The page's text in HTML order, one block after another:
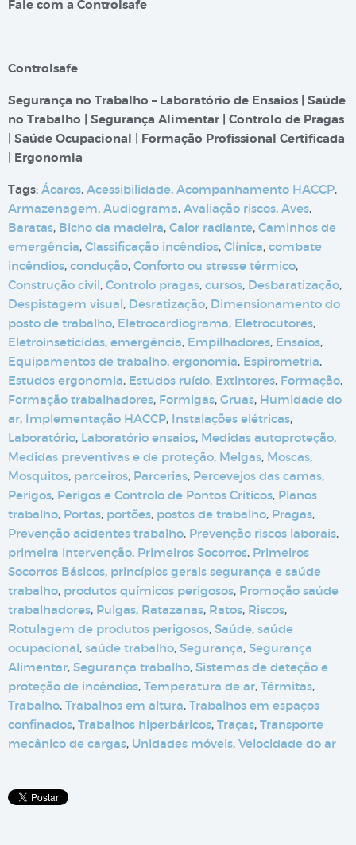
Fale com a Controlsafe
Controlsafe
Segurança no Trabalho – Laboratório de Ensaios | Saúde
no Trabalho | Segurança Alimentar | Controlo de Pragas
| Saúde Ocupacional | Formação Profissional Certificada
| Ergonomia
Tags: Ácaros, Acessibilidade, Acompanhamento HACCP,
Armazenagem, Audiograma, Avaliação riscos, Aves,
Baratas, Bicho da madeira, Calor radiante, Caminhos de
emergência, Classificação incêndios, Clínica, combate
incêndios, condução, Conforto ou stresse térmico,
Construção civil, Controlo pragas, cursos, Desbaratização,
Despistagem visual, Desratização, Dimensionamento do
posto de trabalho, Eletrocardiograma, Eletrocutores,
Eletroinseticidas, emergência, Empilhadores, Ensaios,
Equipamentos de trabalho, ergonomia, Espirometria,
Estudos ergonomia, Estudos ruído, Extintores, Formação,
Formação trabalhadores, Formigas, Gruas, Humidade do
ar, Implementação HACCP, Instalações elétricas,
Laboratório, Laboratório ensaios, Medidas autoproteção,
Medidas preventivas e de proteção, Melgas, Moscas,
Mosquitos, parceiros, Parcerias, Percevejos das camas,
Perigos, Perigos e Controlo de Pontos Críticos, Planos
trabalho, Portas, portões, postos de trabalho, Pragas,
Prevenção acidentes trabalho, Prevenção riscos laborais,
primeira intervenção, Primeiros Socorros, Primeiros
Socorros Básicos, princípios gerais segurança e saúde
trabalho, produtos químicos perigosos, Promoção saúde
trabalhadores, Pulgas, Ratazanas, Ratos, Riscos,
Rotulagem de produtos perigosos, Saúde, saúde
ocupacional, saúde trabalho, Segurança, Segurança
Alimentar, Segurança trabalho, Sistemas de deteção e
proteção de incêndios, Temperatura de ar, Térmitas,
Trabalho, Trabalhos em altura, Trabalhos em espaços
confinados, Trabalhos hiperbáricos, Traças, Transporte
mecânico de cargas, Unidades móveis, Velocidade do ar